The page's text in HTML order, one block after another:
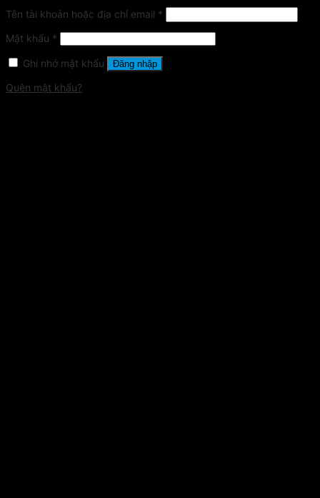
Tên tài khoản hoặc địa chỉ email *
Mật khẩu *
Ghi nhớ mật khẩu Đăng nhập
Quên mật khẩu?